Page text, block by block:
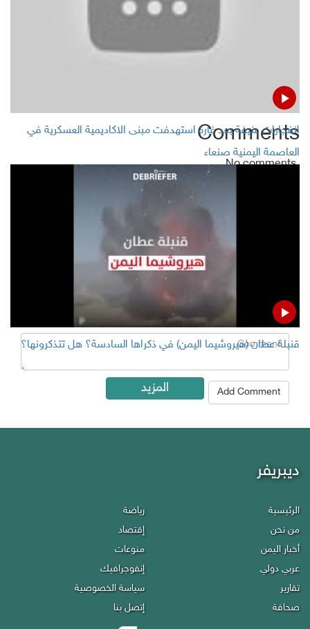
Houthis down coalition spying drone in Hodeida
Houthis: Coalition obstructs Guha mission, shells Hodeida
Comments
No comments
Add Comment
Email ( Optional )
Comment
Add Comment
Debriefer
HOME
About Us
Politics
Reports
Press
Sport
Economy
Miscellany
Infographics
Privacy policy
Contact Us
انفجارات عنيفة بعد غارة استهدفت مبنى الاكاديمية العسكرية في
العاصمة اليمنية صنعاء
قنبلة عطان (هيروشيما اليمن) في ذكراها السادسة؟ هل تتذكرونها؟
المزيد
ديبريفر
الرئيسية
من نحن
أخبار اليمن
عربي دولي
تقارير
صحافة
رياضة
إقتصاد
منوعات
إنفوجرافيك
سياسة الخصوصية
إتصل بنا